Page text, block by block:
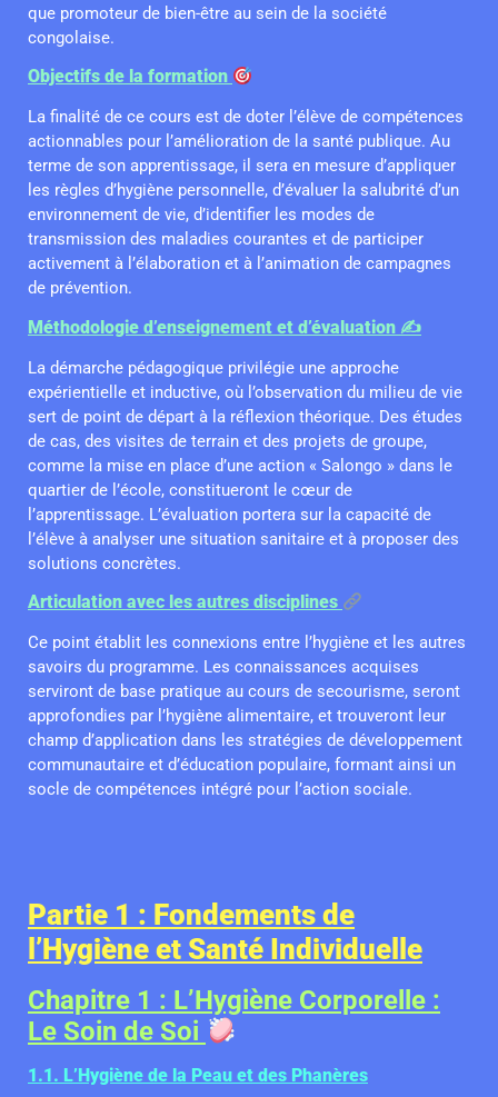
que promoteur de bien-être au sein de la société
congolaise.
Objectifs de la formation
La finalité de ce cours est de doter l’élève de compétences
actionnables pour l’amélioration de la santé publique. Au
terme de son apprentissage, il sera en mesure d’appliquer
les règles d’hygiène personnelle, d’évaluer la salubrité d’un
environnement de vie, d’identifier les modes de
transmission des maladies courantes et de participer
activement à l’élaboration et à l’animation de campagnes
de prévention.
Méthodologie d’enseignement et d’évaluation ✍️
La démarche pédagogique privilégie une approche
expérientielle et inductive, où l’observation du milieu de vie
sert de point de départ à la réflexion théorique. Des études
de cas, des visites de terrain et des projets de groupe,
comme la mise en place d’une action « Salongo » dans le
quartier de l’école, constitueront le cœur de
l’apprentissage. L’évaluation portera sur la capacité de
l’élève à analyser une situation sanitaire et à proposer des
solutions concrètes.
Articulation avec les autres disciplines
Ce point établit les connexions entre l’hygiène et les autres
savoirs du programme. Les connaissances acquises
serviront de base pratique au cours de secourisme, seront
approfondies par l’hygiène alimentaire, et trouveront leur
champ d’application dans les stratégies de développement
communautaire et d’éducation populaire, formant ainsi un
socle de compétences intégré pour l’action sociale.
Partie 1 : Fondements de
l’Hygiène et Santé Individuelle
Chapitre 1 : L’Hygiène Corporelle :
Le Soin de Soi
1.1. L’Hygiène de la Peau et des Phanères